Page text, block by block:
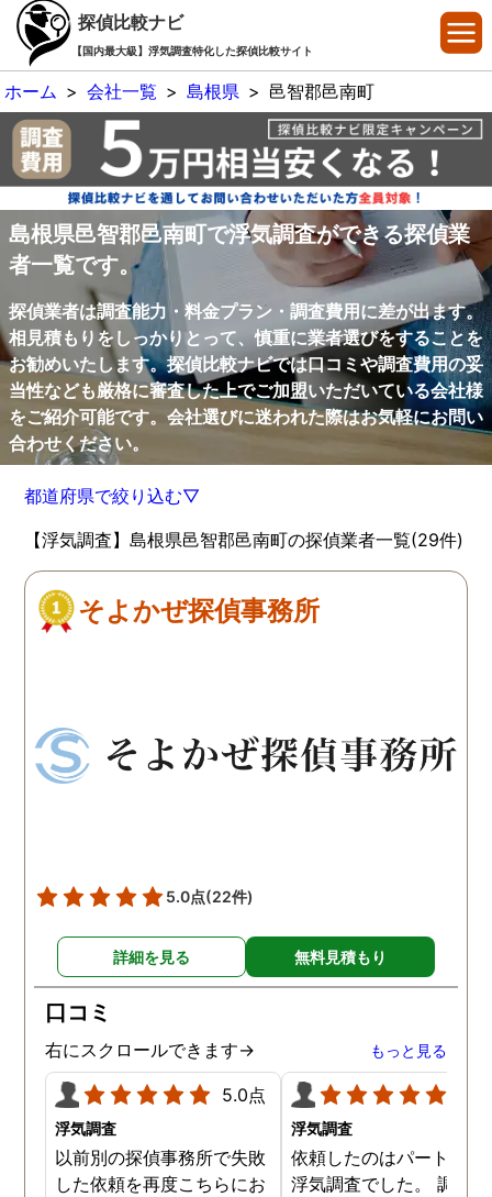
探偵比較ナビ
【国内最大級】浮気調査特化した探偵比較サイト
ホーム > 会社一覧 > 島根県 > 邑智郡邑南町
島根県邑智郡邑南町で浮気調査ができる探偵業
者一覧です。
探偵業者は調査能力・料金プラン・調査費用に差が出ます。
相見積もりをしっかりとって、慎重に業者選びをすることを
お勧めいたします。探偵比較ナビでは口コミや調査費用の妥
当性なども厳格に審査した上でご加盟いただいている会社様
をご紹介可能です。会社選びに迷われた際はお気軽にお問い
合わせください。
都道府県で絞り込む▽
【浮気調査】島根県邑智郡邑南町の探偵業者一覧(29件)
そよかぜ探偵事務所
5.0点(22件)
詳細を見る 無料見積もり
口コミ
右にスクロールできます→ もっと見る
5.0点
浮気調査
以前別の探偵事務所で失敗
した依頼を再度こちらにお
浮気調査
依頼したのはパートナー
浮気調査でした。 調査